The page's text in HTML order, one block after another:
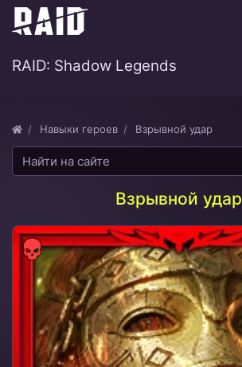
RAID: Shadow Legends
Навыки героев Взрывной удар
Взрывной удар
Сила